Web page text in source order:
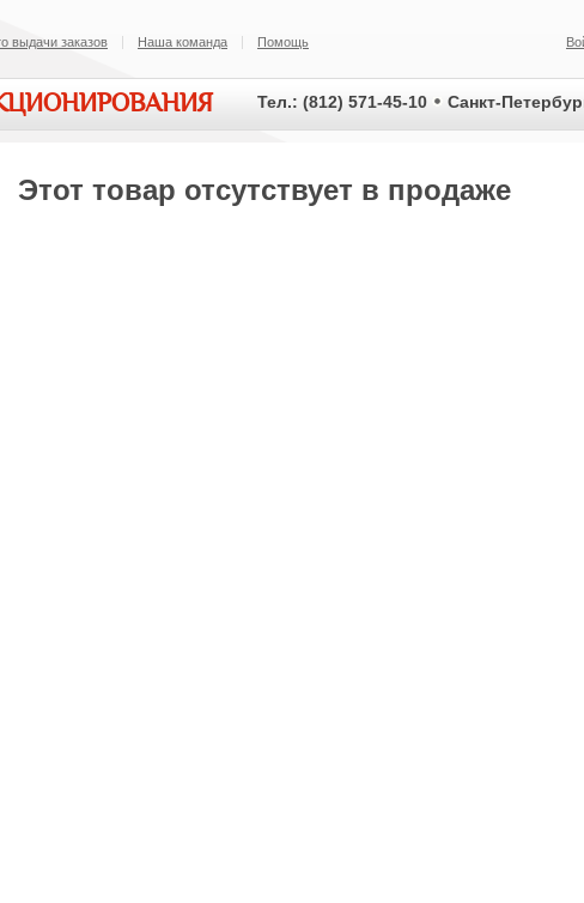
выдачи заказов Наша команда Помощь
Тел.: (812) 571-45-10 Санкт-
Этот товар отсутствует в продаже